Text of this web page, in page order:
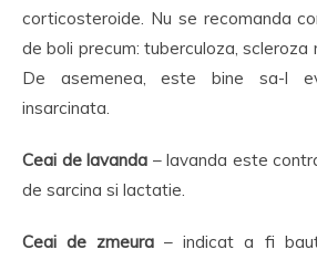
corticosteroide. Nu se recomanda
de boli precum: tuberculoza, scleroza
De asemenea, este bine sa-l
insarcinata.
Ceai de lavanda – lavanda este
de sarcina si lactatie.
Ceai de zmeura – indicat a fi